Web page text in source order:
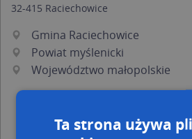
32-415 Raciechowice
Gmina Raciechowice
Powiat myślenicki
Województwo małopolskie
Ta strona używa